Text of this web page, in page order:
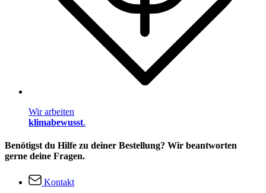
Wir arbeiten
klimabewusst.
Benötigst du Hilfe zu deiner Bestellung? Wir beantworten
gerne deine Fragen.
Kontakt